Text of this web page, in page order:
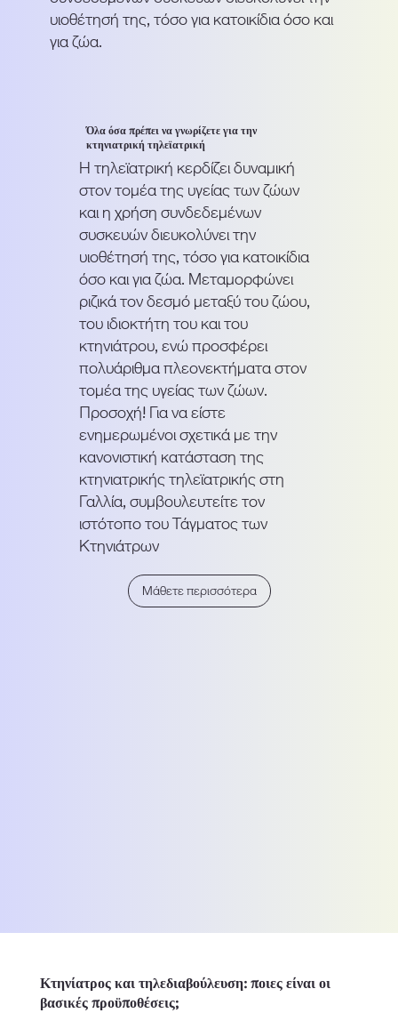
Κτηνίατρος και τηλεδιαβούλευση: ποιες είναι οι
βασικές προϋποθέσεις;
υιοθέτησή της, τόσο για κατοικίδια όσο και
για ζώα.
Όλα όσα πρέπει να γνωρίζετε για την
κτηνιατρική τηλεϊατρική
Η τηλεϊατρική κερδίζει δυναμική
στον τομέα της υγείας των ζώων
και η χρήση συνδεδεμένων
συσκευών διευκολύνει την
υιοθέτησή της, τόσο για κατοικίδια
όσο και για ζώα. Μεταμορφώνει
ριζικά τον δεσμό μεταξύ του ζώου,
του ιδιοκτήτη του και του
κτηνιάτρου, ενώ προσφέρει
πολυάριθμα πλεονεκτήματα στον
τομέα της υγείας των ζώων.
Προσοχή! Για να είστε
ενημερωμένοι σχετικά με την
κανονιστική κατάσταση της
κτηνιατρικής τηλεϊατρικής στη
Γαλλία, συμβουλευτείτε τον
ιστότοπο του Τάγματος των
Κτηνιάτρων
Μάθετε περισσότερα